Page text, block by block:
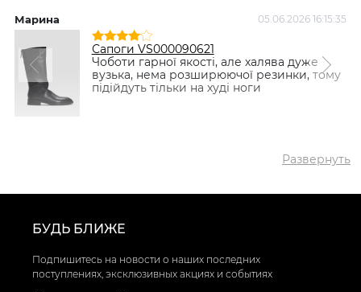
товар
популярный товар
Сапоги VS000092486
Коричневый
Марина 05.06.2026 16:15:35
Сапоги VS000090621
Чоботи гарної якості, але халява дуже
вузька, нема розширюючої резинки, тому
підійдуть тільки на худі ноги
Развернуть
БУДЬ БЛИЖЕ
Подпишитесь на новости о наших последних
поступлениях, эксклюзивных акциях и событиях